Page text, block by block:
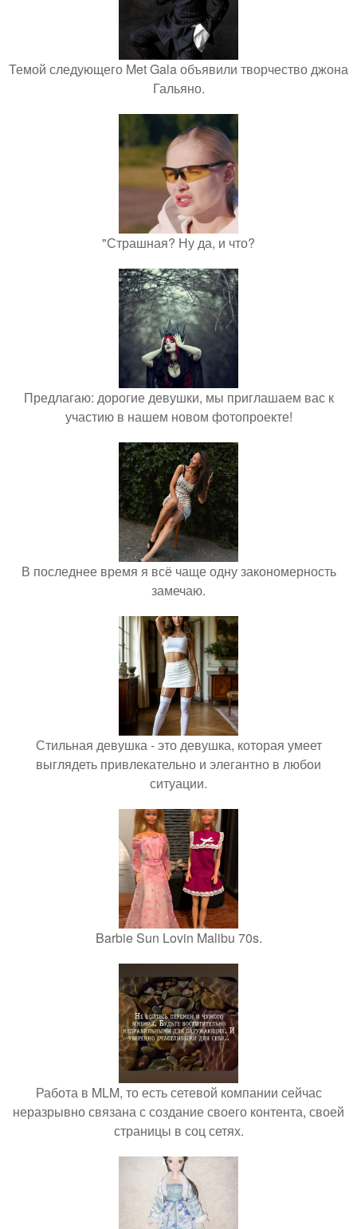
Темой следующего Met Gala объявили творчество джона
Гальяно.
"Страшная? Ну да, и что?
Предлагаю: дорогие девушки, мы приглашаем вас к
участию в нашем новом фотопроекте!
В последнее время я всё чаще одну закономерность
замечаю.
Стильная девушка - это девушка, которая умеет
выглядеть привлекательно и элегантно в любои
ситуации.
Barbie Sun Lovin Malibu 70s.
Работа в MLM, то есть сетевой компании сейчас
неразрывно связана с создание своего контента, своей
страницы в соц сетях.